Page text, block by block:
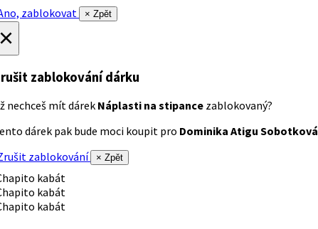
zablokovat
× Zpět
zablokování dárku
nechceš mít dárek Náplasti na stipance zablokovaný?
dárek pak bude moci koupit pro Dominika Atigu Sobotková
zablokování
× Zpět